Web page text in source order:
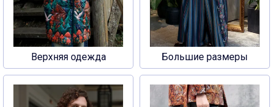
Верхняя одежда Большие размеры